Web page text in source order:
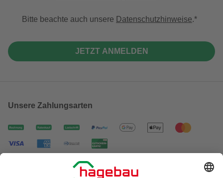
Bitte beachte auch unsere Datenschutzhinweise.
JETZT ANMELDEN
Unsere Zahlungsarten